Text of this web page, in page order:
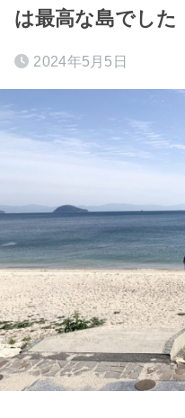
は最高な島でした
2024年5月5日